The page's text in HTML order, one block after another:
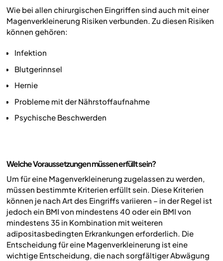
Wie bei allen chirurgischen Eingriffen sind auch mit einer
Magenverkleinerung Risiken verbunden. Zu diesen Risiken
können gehören:
Infektion
Blutgerinnsel
Hernie
Probleme mit der Nährstoffaufnahme
Psychische Beschwerden
Welche Voraussetzungen müssen erfüllt sein?
Um für eine Magenverkleinerung zugelassen zu werden,
müssen bestimmte Kriterien erfüllt sein. Diese Kriterien
können je nach Art des Eingriffs variieren – in der Regel ist
jedoch ein BMI von mindestens 40 oder ein BMI von
mindestens 35 in Kombination mit weiteren
adipositasbedingten Erkrankungen erforderlich. Die
Entscheidung für eine Magenverkleinerung ist eine
wichtige Entscheidung, die nach sorgfältiger Abwägung